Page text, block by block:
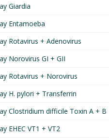
Giardia
Entamoeba
Rotavirus + Adenovirus
Norovirus GI + GII
Rotavirus + Norovirus
H. pylori + Transferrin
Clostridium difficile Toxin A + B
EHEC VT1 + VT2